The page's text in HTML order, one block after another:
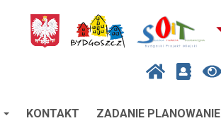
KONTAKT ZADANIE PLANOWANIE